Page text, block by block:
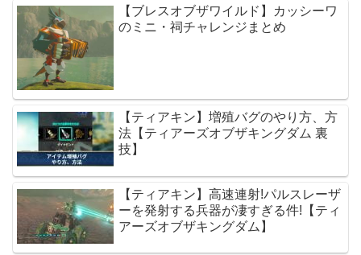
【ブレスオブザワイルド】カッシーワ
のミニ・祠チャレンジまとめ
【ティアキン】増殖バグのやり方、方
法【ティアーズオブザキングダム 裏
技】
【ティアキン】高速連射!パルスレーザ
ーを発射する兵器が凄すぎる件!【ティ
アーズオブザキングダム】